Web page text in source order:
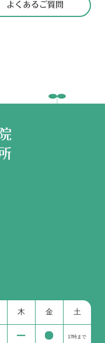
よくあるご質問
木 金 土
17時まで